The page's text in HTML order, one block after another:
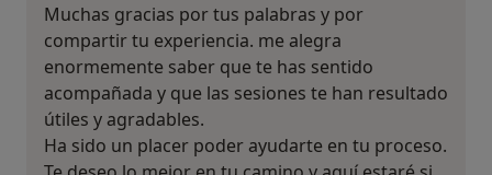
Muchas gracias por tus palabras y por
compartir tu experiencia. me alegra
enormemente saber que te has sentido
acompañada y que las sesiones te han resultado
útiles y agradables.
Ha sido un placer poder ayudarte en tu proceso.